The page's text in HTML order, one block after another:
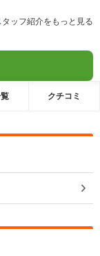
タッフ紹介をもっと見る
クチコミ